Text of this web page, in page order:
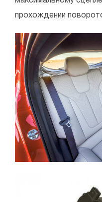
прохождении